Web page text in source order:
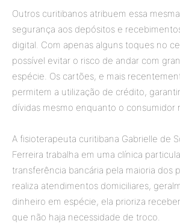
Outros curitibanos atribuem essa
segurança aos depósitos e
digital. Com apenas alguns toques no
possível evitar o risco de andar com
espécie. Os cartões, e mais
permitem a utilização de crédito,
dívidas mesmo enquanto o consumidor
A fisioterapeuta curitibana Gabrielle de
Ferreira trabalha em uma clínica
transferência bancária pela maioria dos
realiza atendimentos domiciliares,
dinheiro em espécie, ela prioriza
que não haja necessidade de troco.